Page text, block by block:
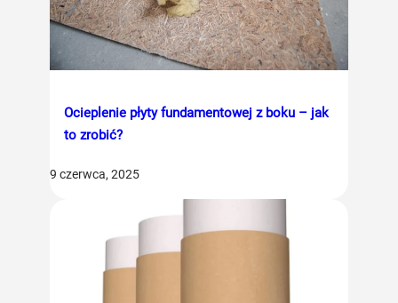
Ocieplenie płyty fundamentowej z boku – jak
to zrobić?
9 czerwca, 2025